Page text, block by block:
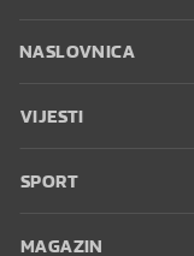
NASLOVNICA
VIJESTI
SPORT
MAGAZIN